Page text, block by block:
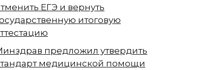
ЕГЭ и вернуть
итоговую
предложил утвердить
медицинской помощи